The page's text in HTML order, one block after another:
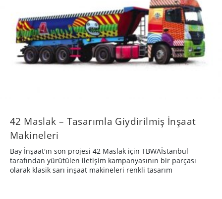
42 Maslak – Tasarımla Giydirilmiş İnşaat
Makineleri
Bay İnşaat'ın son projesi 42 Maslak için TBWAİstanbul
tarafından yürütülen iletişim kampanyasının bir parçası
olarak klasik sarı inşaat makineleri renkli tasarım